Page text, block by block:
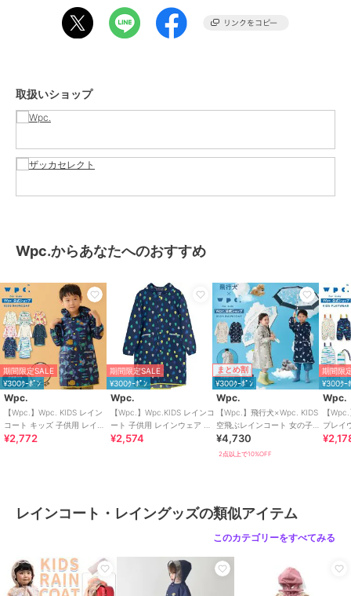
[Wpc. / ダブリュピーシー]
傘はファッションだ。
す。
そして雨の日も晴れの日も幸せを感じてもらえる製品をお届けしま
※商品カラーは生産時期やモニター・お部屋の照明等の環境により異
ショップ Wpc. ／ザッカセレクト
商品カテゴリ 傘・レイングッズ
レインコー
ト・レイングッズ
性別タイプ
ボーイズ
傘・レイングッズ
レインコー
ト・レイングッズ
ガールズ
傘・レイングッズ ／ レインコー
ト・レイングッズ
サイズ M,L,L
原産国
取扱いショップ
Wpc.からあなたへのおすすめ
期間限定SALE
¥300ｸｰﾎﾟﾝ
Wpc.
【Wpc.】Wpc. KIDS レイン
コート キッズ 子供用 レイン
ウェア 子ども 男の子 女の子
¥2,772
期間限定SALE
¥300ｸｰﾎﾟﾝ
Wpc.
【Wpc.】Wpc.KIDS レインコ
ート 子供用 レインウェア ラ
ンドセル対応 キッズ
¥2,574
まとめ割
¥300ｸｰﾎﾟﾝ
Wpc.
【Wpc.】飛行犬×Wpc. KIDS
空飛ぶレインコート 女の子
男の子 レインウェア
¥4,730
2点以上で10%OFF
期間限
¥300ｸｰ
Wpc.
【
プレイ
防水 収
レインコート・レイングッズの類似アイテム
このカテゴリーをすべてみる